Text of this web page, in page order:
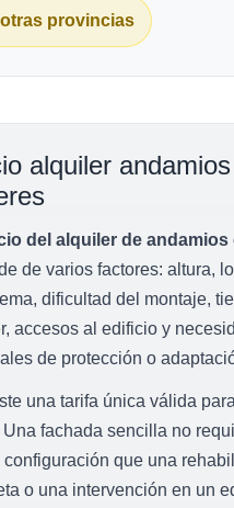
provincias
alquiler andamios
del alquiler de andamios
de varios factores: altura,
dificultad del montaje,
accesos al edificio y
de protección o
una tarifa única válida
fachada sencilla no
configuración que una
o una intervención en un